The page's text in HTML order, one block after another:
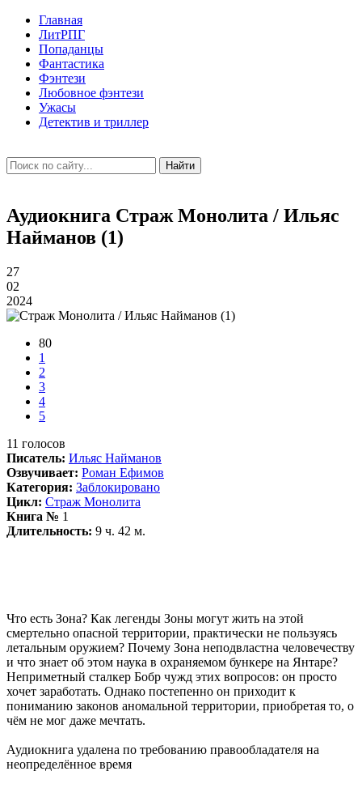
Главная
ЛитРПГ
Попаданцы
Фантастика
Фэнтези
Любовное фэнтези
Ужасы
Детектив и триллер
Найти
Аудиокнига Страж Монолита / Ильяс
Найманов (1)
27
02
2024
80
1
2
3
4
5
11 голосов
Писатель: Ильяс Найманов
Озвучивает: Роман Ефимов
Категория: Заблокировано
Цикл: Страж Монолита
Книга № 1
Длительность: 9 ч. 42 м.
Что есть Зона? Как легенды Зоны могут жить на этой
смертельно опасной территории, практически не пользуясь
летальным оружием? Почему Зона неподвластна человечеству
и что знает об этом наука в охраняемом бункере на Янтаре?
Неприметный сталкер Бобр чужд этих вопросов: он просто
хочет заработать. Однако постепенно он приходит к
пониманию законов аномальной территории, приобретая то, о
чём не мог даже мечтать.
Аудиокнига удалена по требованию правообладателя на
неопределённое время